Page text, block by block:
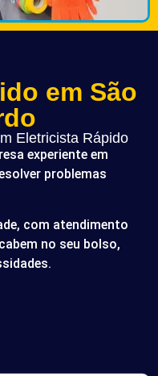
em São
Eletricista Rápido
experiente em
problemas
com atendimento
no seu bolso,